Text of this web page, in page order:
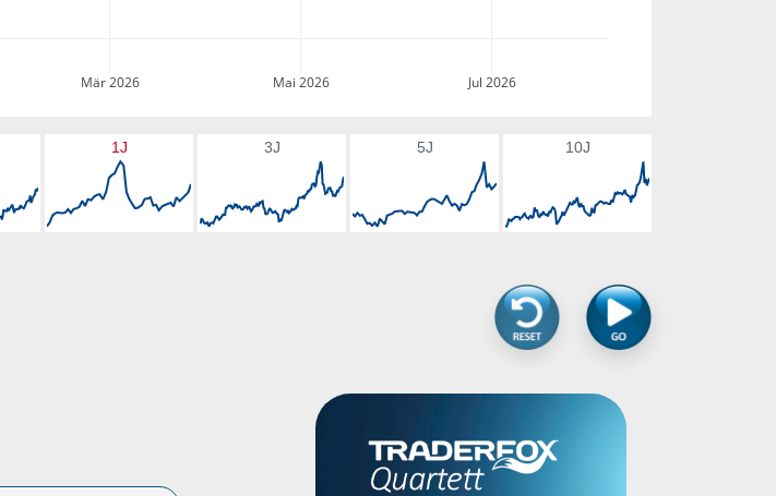
Mär 2026 Mai 2026 Jul 2026
1J 3J 5J 10J